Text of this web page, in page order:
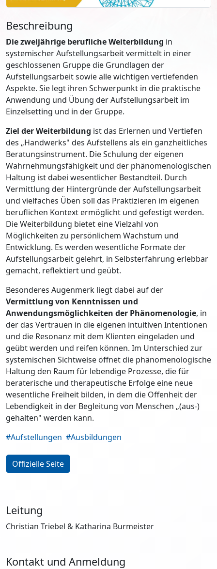
Beschreibung
Die zweijährige berufliche Weiterbildung in
systemischer Aufstellungsarbeit vermittelt in einer
geschlossenen Gruppe die Grundlagen der
Aufstellungsarbeit sowie alle wichtigen vertiefenden
Aspekte. Sie legt ihren Schwerpunkt in die praktische
Anwendung und Übung der Aufstellungsarbeit im
Einzelsetting und in der Gruppe.
Ziel der Weiterbildung ist das Erlernen und Vertiefen
des „Handwerks" des Aufstellens als ein ganzheitliches
Beratungsinstrument. Die Schulung der eigenen
Wahrnehmungsfähigkeit und der phänomenologischen
Haltung ist dabei wesentlicher Bestandteil. Durch
Vermittlung der Hintergründe der Aufstellungsarbeit
und vielfaches Üben soll das Praktizieren im eigenen
beruflichen Kontext ermöglicht und gefestigt werden.
Die Weiterbildung bietet eine Vielzahl von
Möglichkeiten zu persönlichem Wachstum und
Entwicklung. Es werden wesentliche Formate der
Aufstellungsarbeit gelehrt, in Selbsterfahrung erlebbar
gemacht, reflektiert und geübt.
Besonderes Augenmerk liegt dabei auf der
Vermittlung von Kenntnissen und
Anwendungsmöglichkeiten der Phänomenologie, in
der das Vertrauen in die eigenen intuitiven Intentionen
und die Resonanz mit dem Klienten eingeladen und
geübt werden und reifen können. Im Unterschied zur
systemischen Sichtweise öffnet die phänomenologische
Haltung den Raum für lebendige Prozesse, die für
beraterische und therapeutische Erfolge eine neue
wesentliche Freiheit bilden, in dem die Offenheit der
Lebendigkeit in der Begleitung von Menschen „(aus-)
gehalten" werden kann.
#Aufstellungen #Ausbildungen
Offizielle Seite
Leitung
Christian Triebel & Katharina Burmeister
Kontakt und Anmeldung